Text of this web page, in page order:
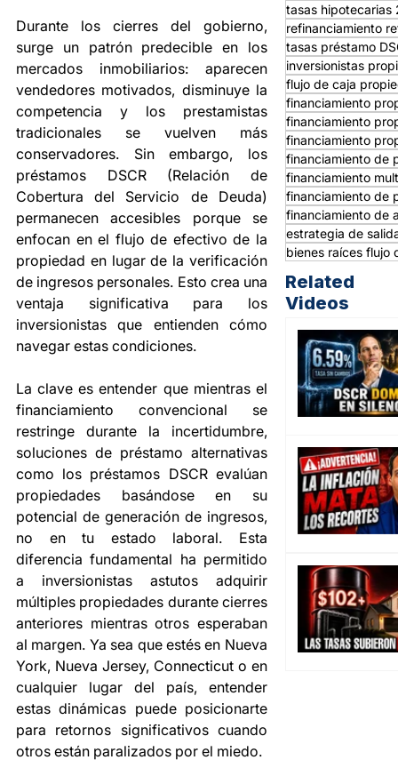
Durante los cierres del gobierno,
surge un patrón predecible en los
mercados inmobiliarios: aparecen
vendedores motivados, disminuye la
competencia y los prestamistas
tradicionales se vuelven más
conservadores. Sin embargo, los
préstamos DSCR (Relación de
Cobertura del Servicio de Deuda)
permanecen accesibles porque se
enfocan en el flujo de efectivo de la
propiedad en lugar de la verificación
de ingresos personales. Esto crea una
ventaja significativa para los
inversionistas que entienden cómo
navegar estas condiciones.
La clave es entender que mientras el
financiamiento convencional se
restringe durante la incertidumbre,
soluciones de préstamo alternativas
como los préstamos DSCR evalúan
propiedades basándose en su
potencial de generación de ingresos,
no en tu estado laboral. Esta
diferencia fundamental ha permitido
a inversionistas astutos adquirir
múltiples propiedades durante cierres
anteriores mientras otros esperaban
al margen. Ya sea que estés en Nueva
York, Nueva Jersey, Connecticut o en
cualquier lugar del país, entender
estas dinámicas puede posicionarte
para retornos significativos cuando
otros están paralizados por el miedo.
tasas hipotecarias
refinanciamiento
tasas préstamo
inversionistas
flujo de caja
financiamiento
financiamiento
financiamiento
financiamiento de
financiamiento
financiamiento de
financiamiento de
estrategia de
bienes raíces flujo
Related
Videos